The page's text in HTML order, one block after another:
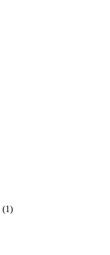
(1)